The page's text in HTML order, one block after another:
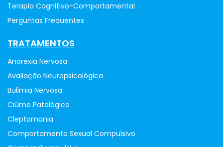
Terapia Cognitivo-Comportamental
Perguntas Frequentes
TRATAMENTOS
Anorexia Nervosa
Avaliação Neuropsicológica
Bulimia Nervosa
Ciúme Patológico
Cleptomania
Comportamento Sexual Compulsivo